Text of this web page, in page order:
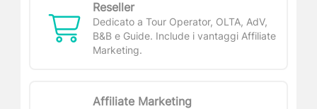
Reseller
Dedicato a Tour Operator, OLTA, AdV,
B&B e Guide. Include i vantaggi Affiliate
Marketing.
Affiliate Marketing